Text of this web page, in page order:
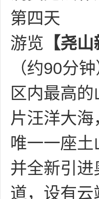
第四天
游览 【尧
（约90分
区内最高
片汪洋大
唯一一座
并全新引
道，设有